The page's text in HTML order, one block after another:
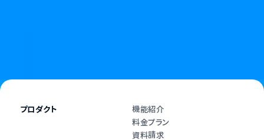
プロダクト
機能紹介
料金プラン
資料請求